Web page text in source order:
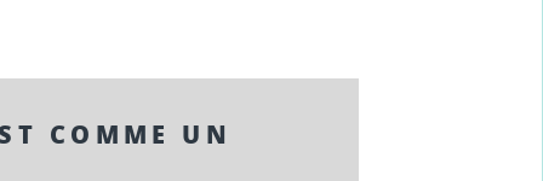
COMME UN